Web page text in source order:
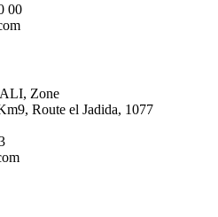
00
Zone
Route el Jadida, 1077